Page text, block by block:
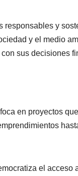
responsables y
y el medio
sus decisiones
en proyectos
el acceso